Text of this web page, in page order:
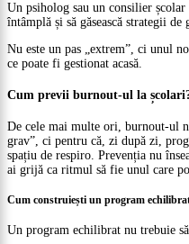
Un psiholog sau un consilier
întâmplă și să găsească strategii de
Nu este un pas „extrem”, ci unul
ce poate fi gestionat acasă.
Cum previi burnout-ul la
De cele mai multe ori, burnout-ul
grav”, ci pentru că, zi după zi,
spațiu de respiro. Prevenția nu
ai grijă ca ritmul să fie unul care
Cum construiești un program
Un program echilibrat nu trebuie